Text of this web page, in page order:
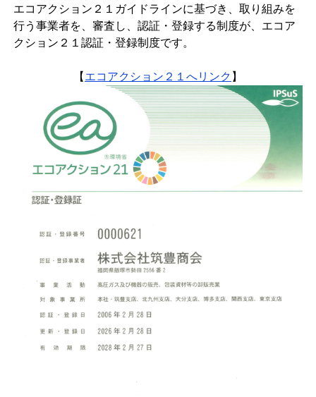
エコアクション２１ガイドラインに基づき、取り組みを
行う事業者を、審査し、認証・登録する制度が、エコア
クション２１認証・登録制度です。
【エコアクション２１へリンク 】